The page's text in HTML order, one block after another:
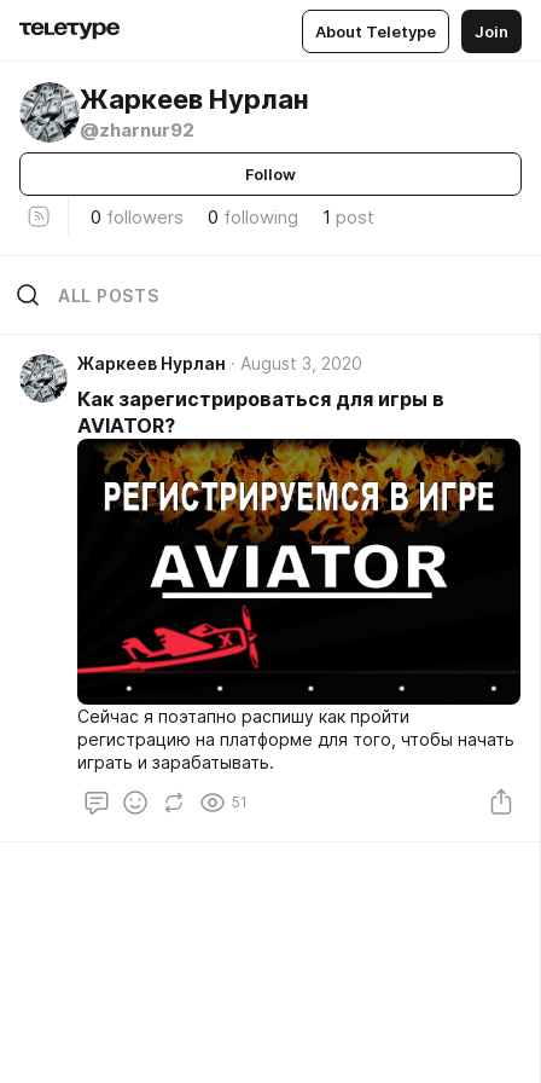
About Teletype Join
Жаркеев Нурлан
@zharnur92
Follow
0 followers 0 following 1 post
ALL POSTS
Жаркеев Нурлан August 3, 2020
Как зарегистрироваться для игры в
AVIATOR?
Сейчас я поэтапно распишу как пройти
регистрацию на платформе для того, чтобы начать
играть и зарабатывать.
51